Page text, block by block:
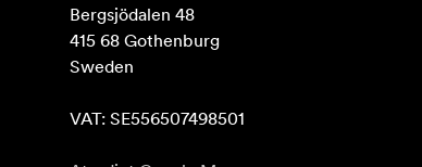
Bergsjödalen 48
415 68 Gothenburg
Sweden
VAT: SE556507498501